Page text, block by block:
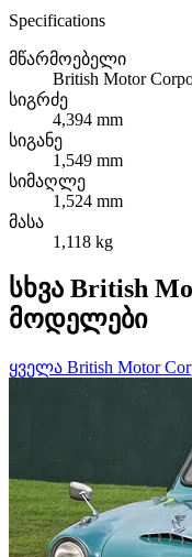
Specifications
მწარმოებელი
British Motor
სიგრძე
4,394 mm
სიგანე
1,549 mm
სიმაღლე
1,524 mm
მასა
1,118 kg
სხვა British
მოდელები
ყველა British Motor